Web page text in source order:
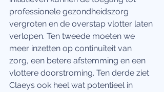
professionele gezondheidszorg
vergroten en de overstap vlotter laten
verlopen. Ten tweede moeten we
meer inzetten op continuïteit van
zorg, een betere afstemming en een
vlottere doorstroming. Ten derde ziet
Claeys ook heel wat potentieel in